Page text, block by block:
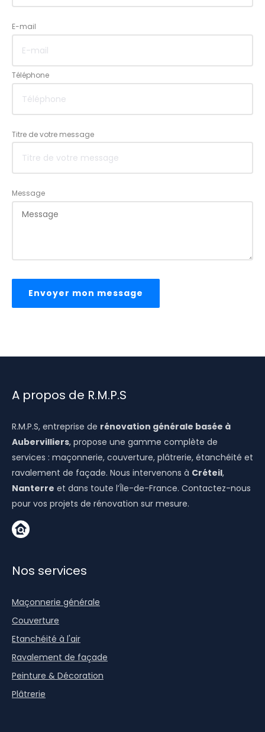
E-mail
Téléphone
Titre de votre message
Message
Envoyer mon message
A propos de R.M.P.S
R.M.P.S, entreprise de rénovation générale basée à
Aubervilliers, propose une gamme complète de
services : maçonnerie, couverture, plâtrerie, étanchéité et
ravalement de façade. Nous intervenons à Créteil,
Nanterre et dans toute l’Île-de-France. Contactez-nous
pour vos projets de rénovation sur mesure.
Nos services
Maçonnerie générale
Couverture
Etanchéité à l'air
Ravalement de façade
Peinture & Décoration
Plâtrerie